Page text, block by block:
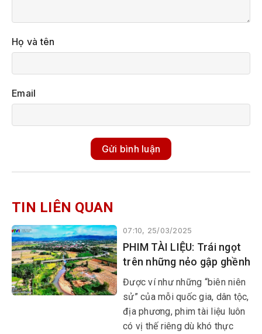
Họ và tên
Email
Gửi bình luận
TIN LIÊN QUAN
07:10, 25/03/2025
PHIM TÀI LIỆU: Trái ngọt
trên những nẻo gập ghềnh
​​​​​​​Được ví như những “biên niên
sử” của mỗi quốc gia, dân tộc,
địa phương, phim tài liệu luôn
có vị thế riêng dù khó thực